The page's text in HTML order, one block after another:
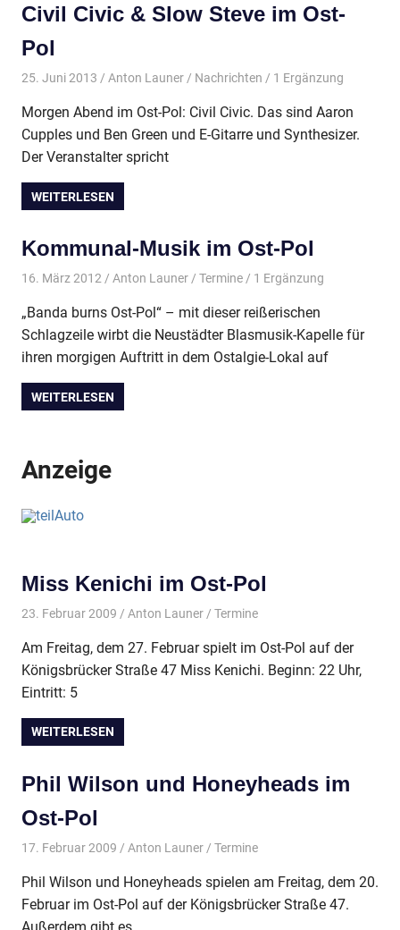
Civil Civic & Slow Steve im Ost-
Pol
25. Juni 2013 Anton Launer Nachrichten / 1 Ergänzung
Morgen Abend im Ost-Pol: Civil Civic. Das sind Aaron
Cupples und Ben Green und E-Gitarre und Synthesizer.
Der Veranstalter spricht
WEITERLESEN
Kommunal-Musik im Ost-Pol
16. März 2012 Anton Launer Termine/ 1 Ergänzung
„Banda burns Ost-Pol“ – mit dieser reißerischen
Schlagzeile wirbt die Neustädter Blasmusik-Kapelle für
ihren morgigen Auftritt in dem Ostalgie-Lokal auf
WEITERLESEN
Anzeige
Miss Kenichi im Ost-Pol
23. Februar 2009 Anton Launer Termine
Am Freitag, dem 27. Februar spielt im Ost-Pol auf der
Königsbrücker Straße 47 Miss Kenichi. Beginn: 22 Uhr,
Eintritt: 5
WEITERLESEN
Phil Wilson und Honeyheads im
Ost-Pol
17. Februar 2009 Anton Launer Termine
Phil Wilson und Honeyheads spielen am Freitag, dem 20.
Februar im Ost-Pol auf der Königsbrücker Straße 47.